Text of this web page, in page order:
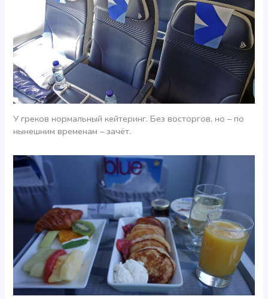
У греков нормальный кейтеринг. Без восторгов, но – по
нынешним временам – зачёт.